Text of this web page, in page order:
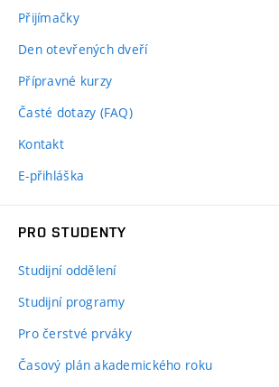
Přijímačky
Den otevřených dveří
Přípravné kurzy
Časté dotazy (FAQ)
Kontakt
E-přihláška
PRO STUDENTY
Studijní oddělení
Studijní programy
Pro čerstvé prváky
Časový plán akademického roku